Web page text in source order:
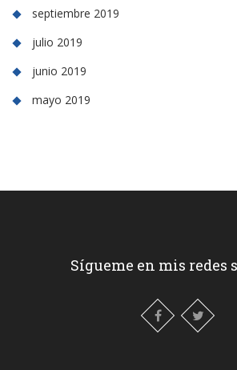
septiembre 2019
julio 2019
junio 2019
mayo 2019
Sígueme en mis redes